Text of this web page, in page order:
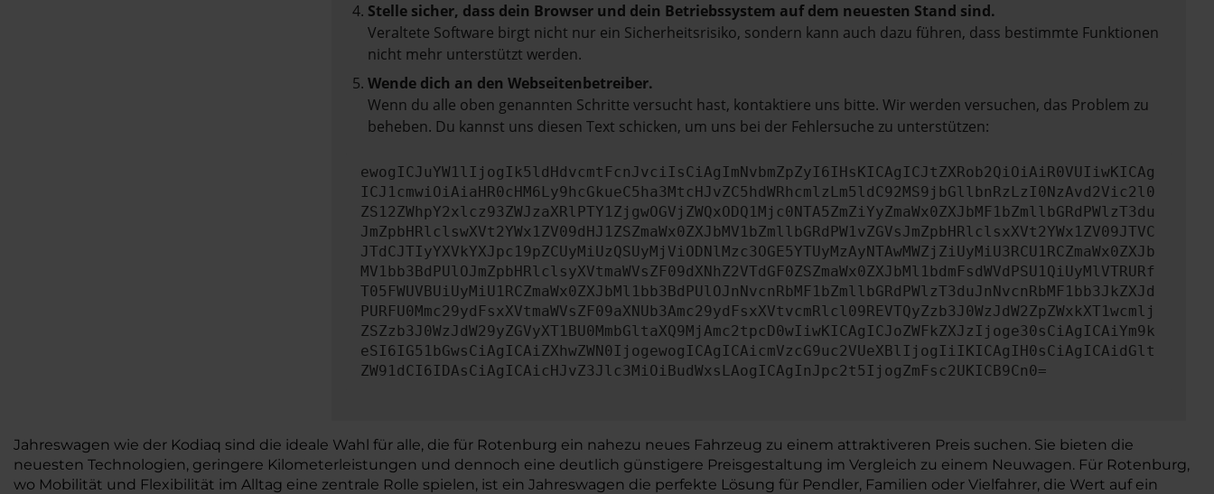
Stelle sicher, dass dein Browser und dein Betriebssystem auf dem neuesten Stand sind.
Veraltete Software birgt nicht nur ein Sicherheitsrisiko, sondern kann auch dazu führen, dass bestimmte Funktionen
nicht mehr unterstützt werden.
Wende dich an den Webseitenbetreiber.
Wenn du alle oben genannten Schritte versucht hast, kontaktiere uns bitte. Wir werden versuchen, das Problem zu
beheben. Du kannst uns diesen Text schicken, um uns bei der Fehlersuche zu unterstützen:
ewogICJuYW1lIjogIk5ldHdvcmtFcnJvciIsCiAgImNvbmZpZyI6IHsKICAgICJtZXRob2QiOiAiR0VUIiwKICAg
ICJ1cmwiOiAiaHR0cHM6Ly9hcGkueC5ha3MtcHJvZC5hdWRhcmlzLm5ldC92MS9jbGllbnRzLzI0NzAvd2Vic2l0
ZS12ZWhpY2xlcz93ZWJzaXRlPTY1ZjgwOGVjZWQxODQ1Mjc0NTA5ZmZiYyZmaWx0ZXJbMF1bZmllbGRdPWlzT3du
JmZpbHRlclswXVt2YWx1ZV09dHJ1ZSZmaWx0ZXJbMV1bZmllbGRdPW1vZGVsJmZpbHRlclsxXVt2YWx1ZV09JTVC
JTdCJTIyYXVkYXJpc19pZCUyMiUzQSUyMjViODNlMzc3OGE5YTUyMzAyNTAwMWZjZiUyMiU3RCU1RCZmaWx0ZXJb
MV1bb3BdPUlOJmZpbHRlclsyXVtmaWVsZF09dXNhZ2VTdGF0ZSZmaWx0ZXJbMl1bdmFsdWVdPSU1QiUyMlVTRURf
T05FWUVBUiUyMiU1RCZmaWx0ZXJbMl1bb3BdPUlOJnNvcnRbMF1bZmllbGRdPWlzT3duJnNvcnRbMF1bb3JkZXJd
PURFU0Mmc29ydFsxXVtmaWVsZF09aXNUb3Amc29ydFsxXVtvcmRlcl09REVTQyZzb3J0WzJdW2ZpZWxkXT1wcmlj
ZSZzb3J0WzJdW29yZGVyXT1BU0MmbGltaXQ9MjAmc2tpcD0wIiwKICAgICJoZWFkZXJzIjoge30sCiAgICAiYm9k
eSI6IG51bGwsCiAgICAiZXhwZWN0IjogewogICAgICAicmVzcG9uc2VUeXBlIjogIiIKICAgIH0sCiAgICAidGlt
ZW91dCI6IDAsCiAgICAicHJvZ3Jlc3MiOiBudWxsLAogICAgInJpc2t5IjogZmFsc2UKICB9Cn0=
Jahreswagen wie der Kodiaq sind die ideale Wahl für alle, die für Rotenburg ein nahezu neues Fahrzeug zu einem attraktiveren Preis suchen. Sie bieten die
neuesten Technologien, geringere Kilometerleistungen und dennoch eine deutlich günstigere Preisgestaltung im Vergleich zu einem Neuwagen. Für Rotenburg,
wo Mobilität und Flexibilität im Alltag eine zentrale Rolle spielen, ist ein Jahreswagen die perfekte Lösung für Pendler, Familien oder Vielfahrer, die Wert auf ein